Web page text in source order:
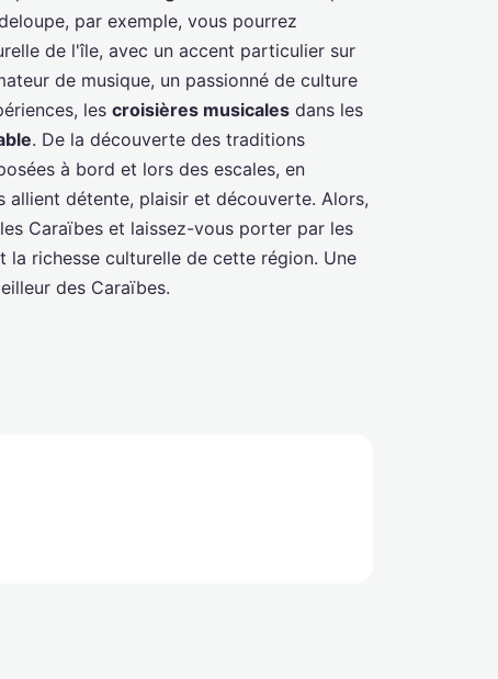
par exemple, vous pourrez
de l'île, avec un accent particulier sur
de musique, un passionné de culture
les croisières musicales dans les
. De la découverte des traditions
à bord et lors des escales, en
allient détente, plaisir et découverte. Alors,
Caraïbes et laissez-vous porter par les
la richesse culturelle de cette région. Une
des Caraïbes.